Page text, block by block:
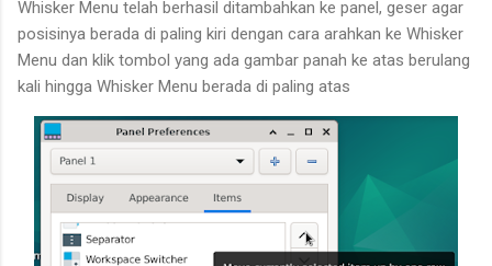
Whisker Menu telah berhasil ditambahkan ke panel, geser agar
posisinya berada di paling kiri dengan cara arahkan ke Whisker
Menu dan klik tombol yang ada gambar panah ke atas berulang
kali hingga Whisker Menu berada di paling atas